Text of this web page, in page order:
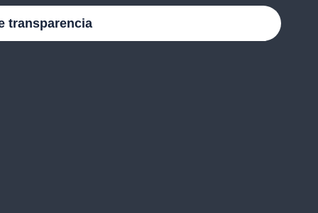
transparencia